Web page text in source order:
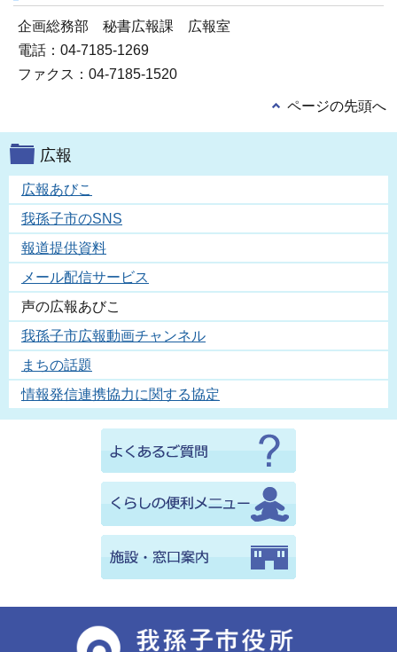
企画総務部 秘書広報課 広報室
電話：04-7185-1269
ファクス：04-7185-1520
ページの先頭へ
広報
広報あびこ
我孫子市のSNS
報道提供資料
メール配信サービス
声の広報あびこ
我孫子市広報動画チャンネル
まちの話題
情報発信連携協力に関する協定